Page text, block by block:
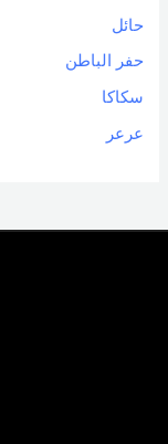
حائل
حفر الباطن
سكاكا
عرعر